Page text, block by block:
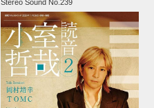
Stereo Sound No.239